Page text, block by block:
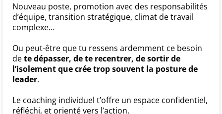
Nouveau poste, promotion avec des responsabilités
d’équipe, transition stratégique, climat de travail
complexe…
Ou peut-être que tu ressens ardemment ce besoin
dete dépasser, de te recentrer, de sortir de
l’isolement que crée trop souvent la posture de
leader.
Le coaching individuel t’offre un espace confidentiel,
réfléchi, et orienté vers l’action.